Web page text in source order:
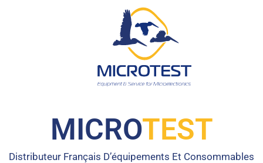
MICROTEST
Distributeur Français D’équipements Et Consommables